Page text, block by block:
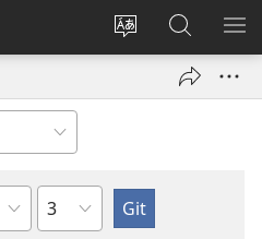
Site
değiştir
Oturum
Aç
Sitede
Ara
Bölüm